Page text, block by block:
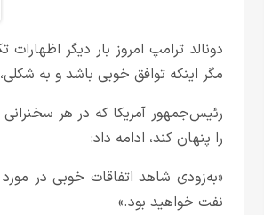
دونالد ترامپ امروز بار دیگر
مگر اینکه توافق خوبی باشد و به
رئیس‌جمهور آمریکا که در هر
را پنهان کند، ادامه داد:
«به‌زودی شاهد اتفاقات خوبی در
نفت خواهید بود.»